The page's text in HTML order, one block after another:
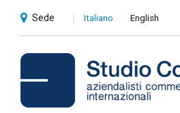
Sede Italiano English